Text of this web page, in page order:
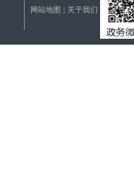
网站地图 | 关于我们